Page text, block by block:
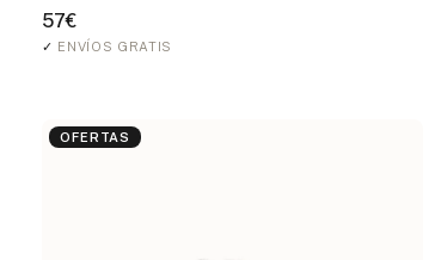
57€
✓ ENVÍOS GRATIS
OFERTAS